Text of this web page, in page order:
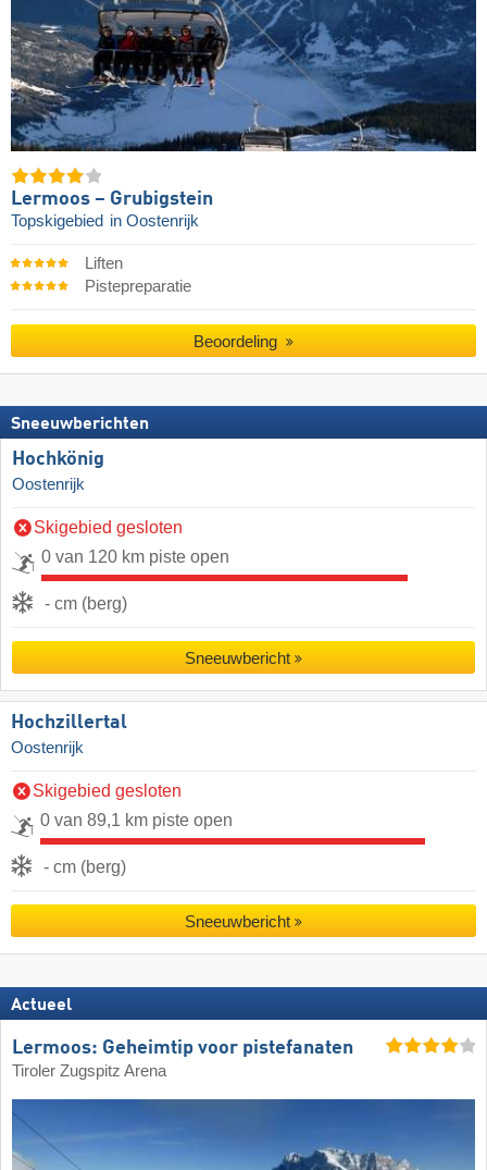
Lermoos – Grubigstein
Topskigebied in Oostenrijk
Liften
Pistepreparatie
Beoordeling
Sneeuwberichten
Hochkönig
Oostenrijk
Skigebied gesloten
0 van 120 km piste open
- cm (berg)
Sneeuwbericht
Hochzillertal
Oostenrijk
Skigebied gesloten
0 van 89,1 km piste open
- cm (berg)
Sneeuwbericht
Actueel
Lermoos: Geheimtip voor pistefanaten
Tiroler Zugspitz Arena